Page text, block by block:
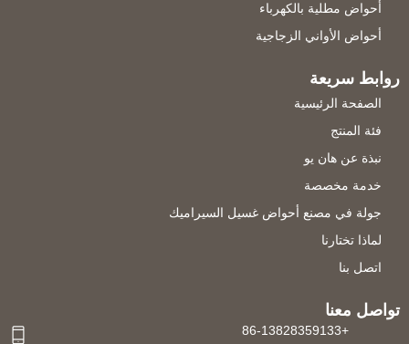
أحواض مطلية بالكهرباء
أحواض الأواني الزجاجية
روابط سريعة
الصفحة الرئيسية
فئة المنتج
نبذة عن هان يو
خدمة مخصصة
جولة في مصنع أحواض غسيل السيراميك
لماذا تختارنا
اتصل بنا
تواصل معنا
+86-13828359133